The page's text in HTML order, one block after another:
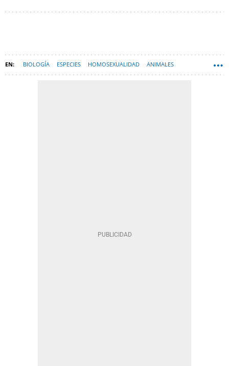
BIOLOGÍA ESPECIES HOMOSEXUALIDAD ANIMALES